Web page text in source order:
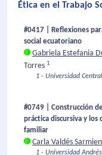
Ética en el Trabajo
#0417 | Reflexiones
social ecuatoriano
Gabriela Estefania
Torres 1
1 - Universidad
#0749 | Construcción
práctica discursiva y los
familiar
Carla Valdés
1 - Universidad